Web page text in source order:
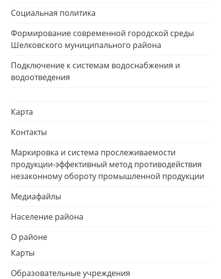
Социальная политика
Формирование современной городской среды
Шелковского муниципального района
Подключение к системам водоснабжения и
водоотведения
Карта
Контакты
Маркировка и система прослеживаемости
продукции-эффективный метод противодействия
незаконному обороту промышленной продукции
Медиафайлы
Население района
О районе
Карты
Образовательные учреждения